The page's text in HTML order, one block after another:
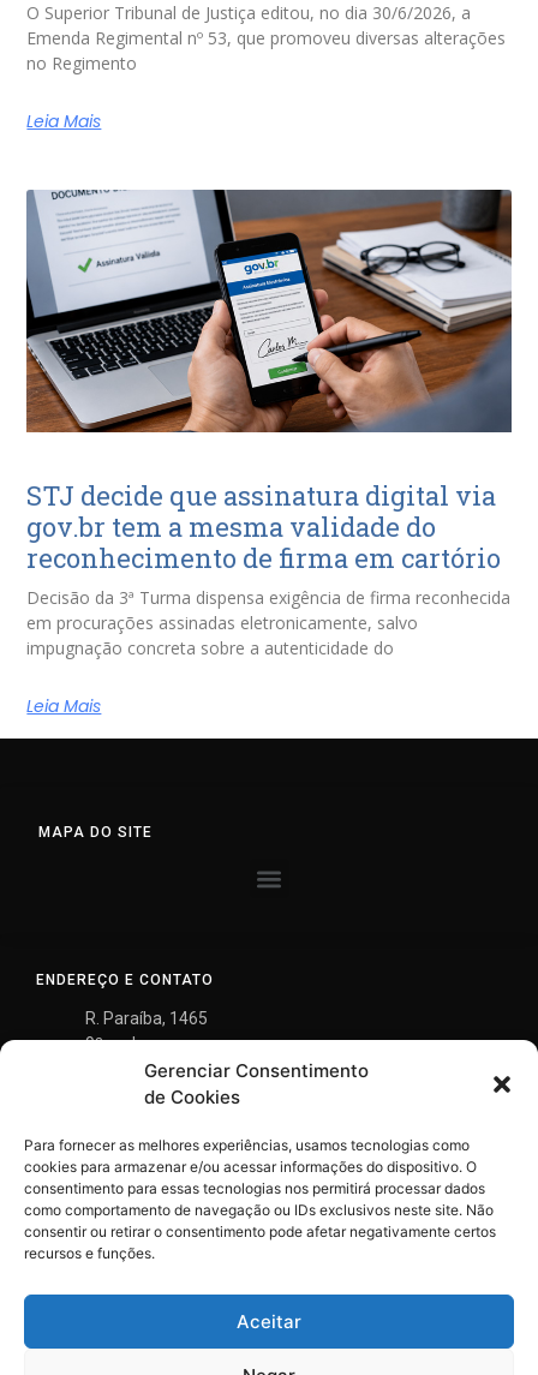
Gerenciar Consentimento
de Cookies
Para fornecer as melhores experiências, usamos tecnologias como
cookies para armazenar e/ou acessar informações do dispositivo. O
consentimento para essas tecnologias nos permitirá processar dados
como comportamento de navegação ou IDs exclusivos neste site. Não
consentir ou retirar o consentimento pode afetar negativamente certos
recursos e funções.
Aceitar
O Superior Tribunal de Justiça editou, no dia 30/6/2026, a
Emenda Regimental nº 53, que promoveu diversas alterações
no Regimento
Leia Mais
STJ decide que assinatura digital via
gov.br tem a mesma validade do
reconhecimento de firma em cartório
Decisão da 3ª Turma dispensa exigência de firma reconhecida
em procurações assinadas eletronicamente, salvo
impugnação concreta sobre a autenticidade do
Leia Mais
ENDEREÇO E CONTATO
R. Paraíba, 1465
9º andar
Savassi, Belo Horizonte
MG - 30.130-148
gontijo@gontijomendes.com.br
MAPA DO SITE